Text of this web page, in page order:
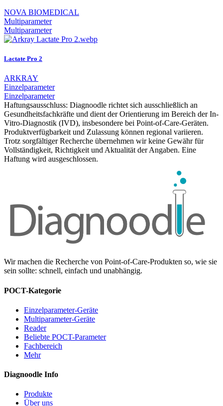
NOVA BIOMEDICAL
Multiparameter
Multiparameter
Lactate Pro 2
ARKRAY
Einzelparameter
Einzelparameter
Haftungsausschluss: Diagnoodle richtet sich ausschließlich an
Gesundheitsfachkräfte und dient der Orientierung im Bereich der In-
Vitro-Diagnostik (IVD), insbesondere bei Point-of-Care-Geräten.
Produktverfügbarkeit und Zulassung können regional variieren.
Trotz sorgfältiger Recherche übernehmen wir keine Gewähr für
Vollständigkeit, Richtigkeit und Aktualität der Angaben. Eine
Haftung wird ausgeschlossen.
Wir machen die Recherche von Point-of-Care-Produkten so, wie sie
sein sollte: schnell, einfach und unabhängig.
POCT-Kategorie
Einzelparameter-Geräte
Multiparameter-Geräte
Reader
Beliebte POCT-Parameter
Fachbereich
Mehr
Diagnoodle Info
Produkte
Über uns